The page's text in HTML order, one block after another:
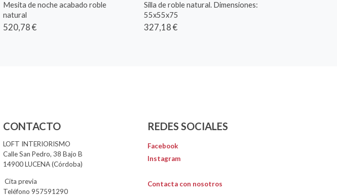
Mesita de noche acabado roble
natural
520,78 €
Silla de roble natural. Dimensiones:
55x55x75
327,18 €
CONTACTO
LOFT INTERIORISMO
Calle San Pedro, 38 Bajo B
14900 LUCENA (Córdoba)
Cita previa
Teléfono 957591290
REDES SOCIALES
Facebook
Instagram
Contacta con nosotros